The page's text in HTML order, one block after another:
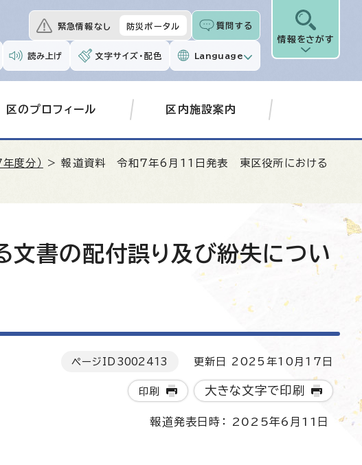
緊急情報なし 防災ポータル 質問する
読み上げ 文字サイズ・配色 Language
情報をさがす
区のプロフィール 区内施設案内
度分）
> 報道資料 令和7年6月11日発表 東区役所における
書の配付誤り及び紛失につい
ページID 3002413 更新日 2025年10月17日
印刷 大きな文字で印刷
報道発表日時： 2025年6月11日